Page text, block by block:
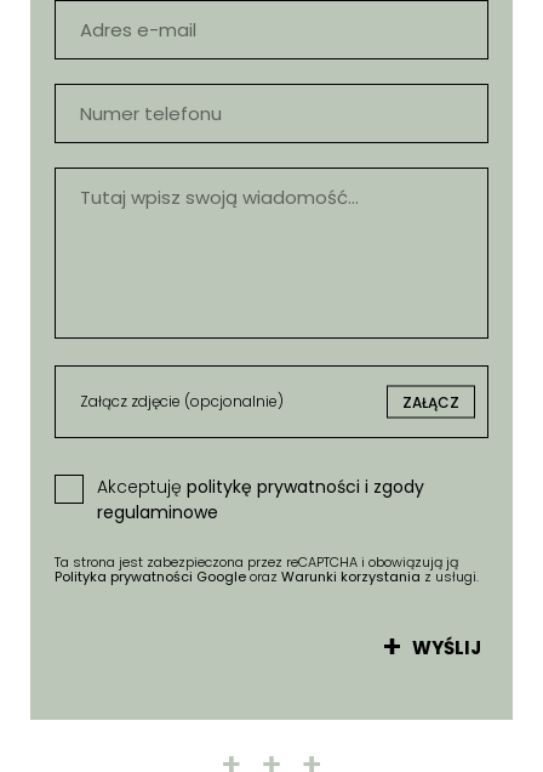
Załącz zdjęcie (opcjonalnie) ZAŁĄCZ
Akceptuję politykę prywatności i zgody
regulaminowe
Ta strona jest zabezpieczona przez reCAPTCHA i obowiązują ją
Polityka prywatności Googleoraz Warunki korzystania z usługi.
WYŚLIJ